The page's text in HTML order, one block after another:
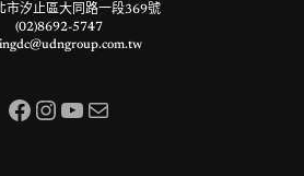
市汐止區大同路一段369號
(02)8692-5747
Facebook InstagramYouTube 電子郵件